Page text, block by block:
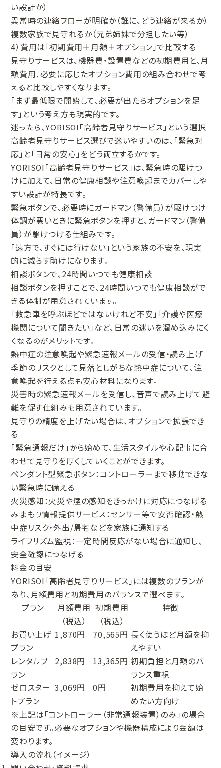
い設計か）
異常時の連絡フローが明確か（誰に、どう連絡が来るか）
複数家族で見守れるか（兄弟姉妹で分担したい等）
4）費用は「初期費用＋月額＋オプション」で比較する
見守りサービスは、機器費・設置費などの初期費用と、月
額費用、必要に応じたオプション費用の組み合わせで考
えると比較しやすくなります。
「まず最低限で開始して、必要が出たらオプションを足
す」という考え方も現実的です。
迷ったら、YORISOI「高齢者見守りサービス」という選択
高齢者見守りサービス選びで迷いやすいのは、「緊急対
応」と「日常の安心」をどう両立するかです。
YORISOI「高齢者見守りサービス」は、緊急時の駆けつ
けに加えて、日常の健康相談や注意喚起までカバーしや
すい設計が特長です。
緊急ボタンで、必要時にガードマン（警備員）が駆けつけ
体調が悪いときに緊急ボタンを押すと、ガードマン（警備
員）が駆けつける仕組みです。
「遠方で、すぐには行けない」という家族の不安を、現実
的に減らす助けになります。
相談ボタンで、24時間いつでも健康相談
相談ボタンを押すことで、24時間いつでも健康相談がで
きる体制が用意されています。
「救急車を呼ぶほどではないけれど不安」「介護や医療
機関について聞きたい」など、日常の迷いを溜め込みにく
くなるのがメリットです。
熱中症の注意喚起や緊急速報メールの受信・読み上げ
季節のリスクとして見落としがちな熱中症について、注
意喚起を行える点も安心材料になります。
災害時の緊急速報メールを受信し、音声で読み上げて避
難を促す仕組みも用意されています。
見守りの精度を上げたい場合は、オプションで拡張でき
る
「緊急通報だけ」から始めて、生活スタイルや心配事に合
わせて見守りを厚くしていくことができます。
ペンダント型緊急ボタン：コントローラーまで移動できな
い緊急時に備える
火災感知：火災や煙の感知をきっかけに対応につなげる
みまもり情報提供サービス：センサー等で安否確認・熱
中症リスク・外出/帰宅などを家族に通知する
ライフリズム監視：一定時間反応がない場合に通知し、
安全確認につなげる
料金の目安
YORISOI「高齢者見守りサービス」には複数のプランが
あり、月額費用と初期費用のバランスで選べます。
プラン
月額費用
（税込）
初期費用
（税込）
特徴
お買い上げ
プラン
1,870円 70,565円 長く使うほど月額を抑
えやすい
レンタルプ
ラン
2,838円 13,365円 初期負担と月額のバ
ランス重視
ゼロスター
トプラン
3,069円 0円
初期費用を抑えて始
めたい方向け
※上記は「コントローラー（非常通報装置）のみ」の場合
の目安です。必要なオプションや機器構成により金額は
変わります。
導入の流れ（イメージ）